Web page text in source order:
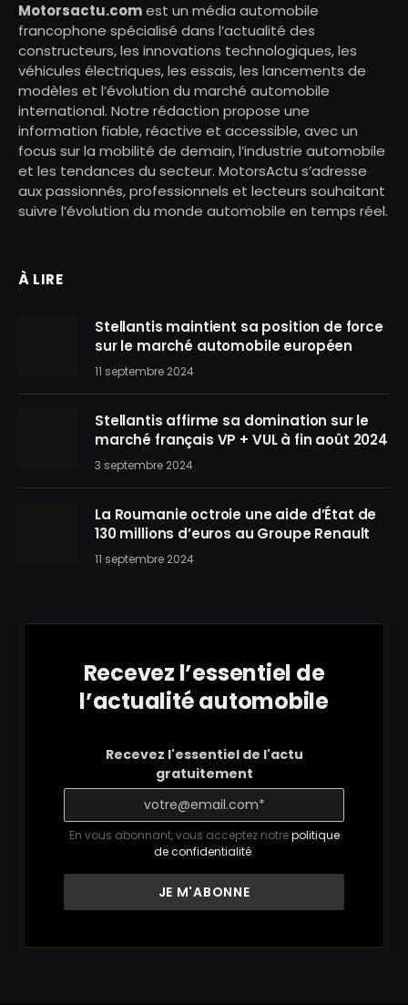
Motorsactu.comest un média automobile
francophone spécialisé dans l’actualité des
constructeurs, les innovations technologiques, les
véhicules électriques, les essais, les lancements de
modèles et l’évolution du marché automobile
international. Notre rédaction propose une
information fiable, réactive et accessible, avec un
focus sur la mobilité de demain, l’industrie automobile
et les tendances du secteur. MotorsActu s’adresse
aux passionnés, professionnels et lecteurs souhaitant
suivre l’évolution du monde automobile en temps réel.
À LIRE
Stellantis maintient sa position de force
sur le marché automobile européen
11 septembre 2024
Stellantis affirme sa domination sur le
marché français VP + VUL à fin août 2024
3 septembre 2024
La Roumanie octroie une aide d’État de
130 millions d’euros au Groupe Renault
11 septembre 2024
Recevez l’essentiel de
l’actualité automobile
Recevez l'essentiel de l'actu
gratuitement
En vous abonnant, vous acceptez notrepolitique
de confidentialité.